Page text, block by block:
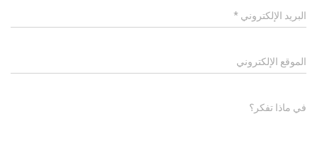
البريد الإلكتروني *
الموقع الإلكتروني
في ماذا تفكر؟